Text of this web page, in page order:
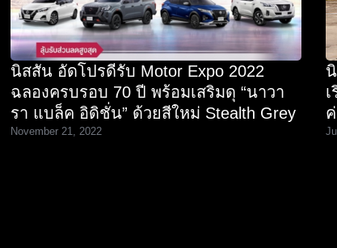
นิสสัน อัดโปรดีรับ Motor Expo 2022
ฉลองครบรอบ 70 ปี พร้อมเสริมดุ “นาวา
รา แบล็ค อิดิชั่น” ด้วยสีใหม่ Stealth Grey
November 21, 2022